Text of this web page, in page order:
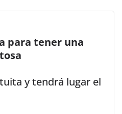
para tener una
y tendrá lugar el